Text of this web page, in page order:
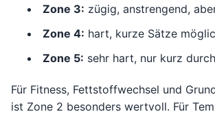
Zone 3: zügig, anstrengend,
Zone 4: hart, kurze Sätze
Zone 5: sehr hart, nur kurz
Für Fitness, Fettstoffwechsel und
ist Zone 2 besonders wertvoll. Für